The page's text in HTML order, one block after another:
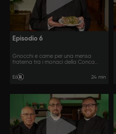
Episodio 6
Gnocchi e carne per una mensa
fraterna tra i monaci della Conca
E6 24 min